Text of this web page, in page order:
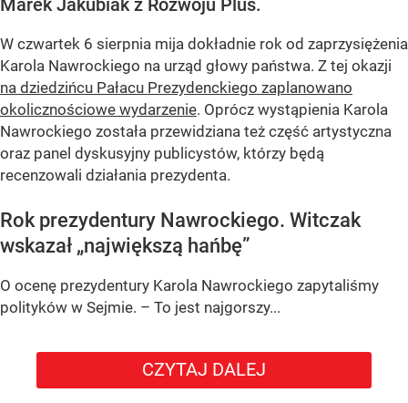
Marek Jakubiak z Rozwoju Plus.
W czwartek 6 sierpnia mija dokładnie rok od zaprzysiężenia
Karola Nawrockiego na urząd głowy państwa. Z tej okazji
na dziedzińcu Pałacu Prezydenckiego zaplanowano
okolicznościowe wydarzenie. Oprócz wystąpienia Karola
Nawrockiego została przewidziana też część artystyczna
oraz panel dyskusyjny publicystów, którzy będą
recenzowali działania prezydenta.
Rok prezydentury Nawrockiego. Witczak
wskazał „największą hańbę”
O ocenę prezydentury Karola Nawrockiego zapytaliśmy
polityków w Sejmie. – To jest najgorszy...
CZYTAJ DALEJ